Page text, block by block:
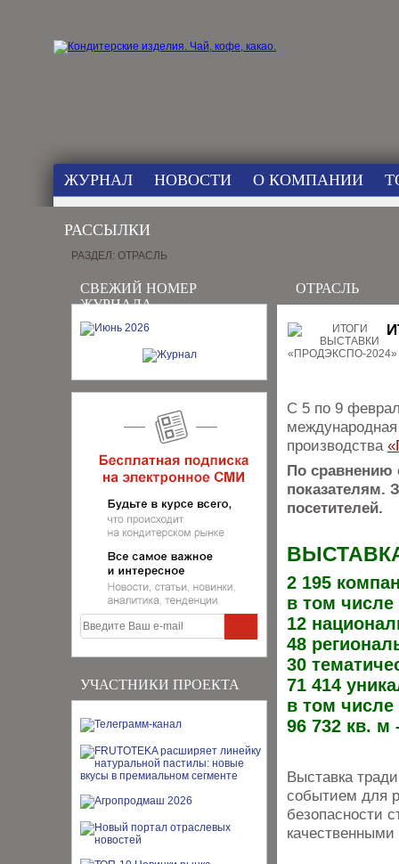
ЖУРНАЛ НОВОСТИ О КОМПАНИИ
РАССЫЛКИ
СВЕЖИЙ НОМЕР
ЖУРНАЛА
УЧАСТНИКИ ПРОЕКТА
РАЗДЕЛ: ОТРАСЛЬ
ОТРАСЛЬ
С 5 по 9
производства
По сравнению
показателям.
посетителей.
2 195
в том числе
12
48
30
71 414
в том числе
96 732 кв.
Выставка
событием для
безопасности